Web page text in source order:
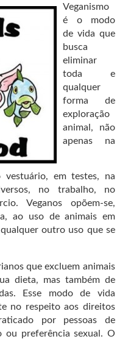
Veganismo
é o modo
de vida que
busca
eliminar
toda e
qualquer
forma de
exploração
animal, não
apenas na
vestuário, em testes, na
no trabalho, no
Veganos opõem-se,
ao uso de animais em
outro uso que se
que excluem animais
dieta, mas também de
Esse modo de vida
no respeito aos direitos
por pessoas de
ou preferência sexual. O